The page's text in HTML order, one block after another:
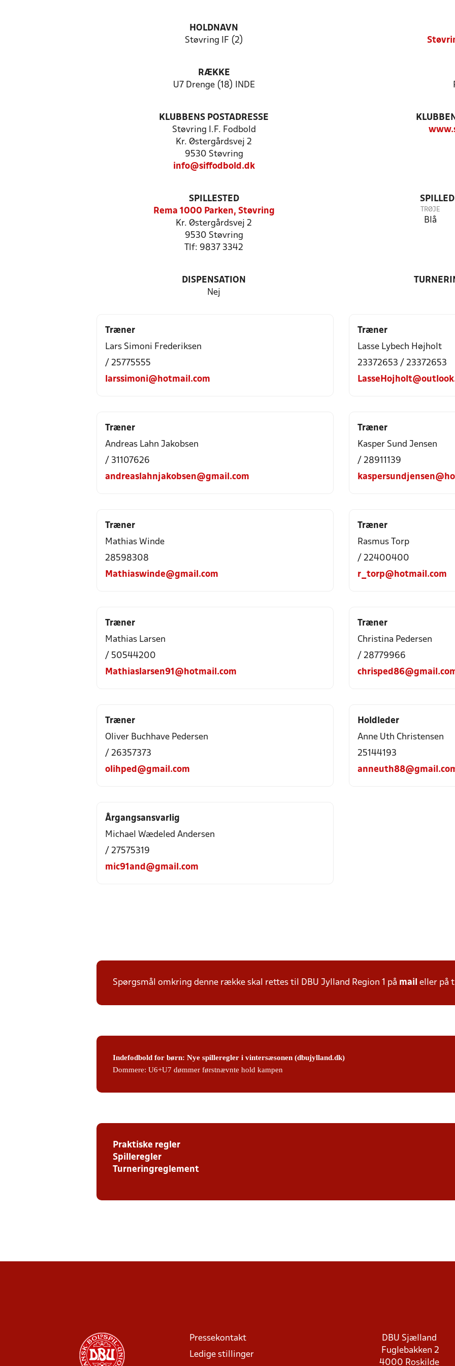
HOLDNAVN
Støvring IF (2)
RÆKKE
U7 Drenge (18) INDE
KLUBBENS POSTADRESSE
Støvring I.F. Fodbold
Kr. Østergårdsvej 2
9530 Støvring
info@siffodbold.dk
SPILLESTED
Rema 1000 Parken, Støvring
Kr. Østergårdsvej 2
9530 Støvring
Tlf: 9837 3342
TRØJE
Blå
DISPENSATION
Nej
Træner
Lars Simoni Frederiksen
/ 25775555
larssimoni@hotmail.com
Træner
Lasse Lybech Højholt
23372653 / 23372653
Træner
Andreas Lahn Jakobsen
/ 31107626
andreaslahnjakobsen@gmail.com
Træner
Kasper Sund Jensen
/ 28911139
Træner
Mathias Winde
28598308
Mathiaswinde@gmail.com
Træner
Rasmus Torp
/ 22400400
r_torp@hotmail.com
Træner
Mathias Larsen
/ 50544200
Mathiaslarsen91@hotmail.com
Træner
Christina Pedersen
/ 28779966
Træner
Oliver Buchhave Pedersen
/ 26357373
olihped@gmail.com
Holdleder
Anne Uth Christensen
25144193
Årgangsansvarlig
Michael Wædeled Andersen
/ 27575319
mic91and@gmail.com
Spørgsmål omkring denne række skal rettes til DBU Jylland Region 1 på mail eller på
Indefodbold for børn: Nye spilleregler i vintersæsonen (dbujylland.dk)
Dommere: U6+U7 dømmer førstnævnte hold kampen
Praktiske regler
Spilleregler
Turneringreglement
Pressekontakt
Ledige stillinger
DBU Sjælland
Fuglebakken 2
4000 Roskilde